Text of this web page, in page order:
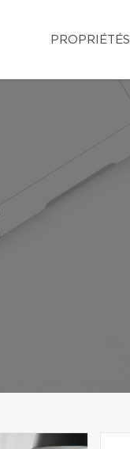
PROPRIÉTÉS